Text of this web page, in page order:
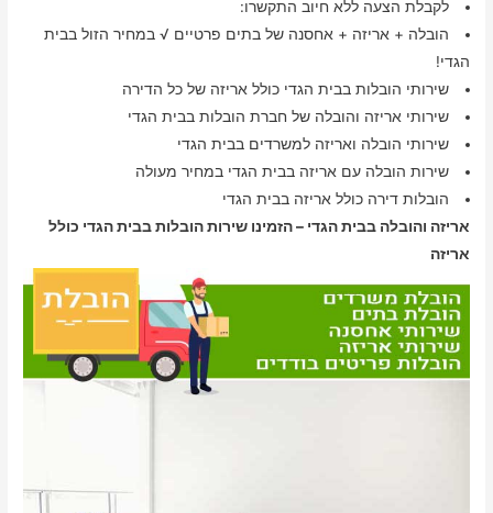
לקבלת הצעה ללא חיוב התקשרו:
הובלה + אריזה + אחסנה של בתים פרטיים √ במחיר הזול בבית
הגדי!
שירותי הובלות בבית הגדי כולל אריזה של כל הדירה
שירותי אריזה והובלה של חברת הובלות בבית הגדי
שירותי הובלה ואריזה למשרדים בבית הגדי
שירות הובלה עם אריזה בבית הגדי במחיר מעולה
הובלות דירה כולל אריזה בבית הגדי
אריזה והובלה בבית הגדי – הזמינו שירות הובלות בבית הגדי כולל
אריזה